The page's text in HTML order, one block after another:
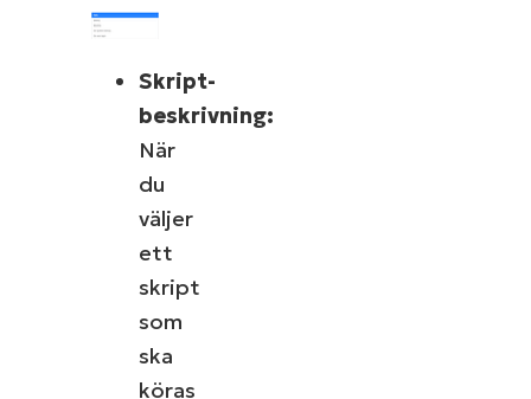
Skript-
beskrivning:
När
du
väljer
ett
skript
som
ska
köras